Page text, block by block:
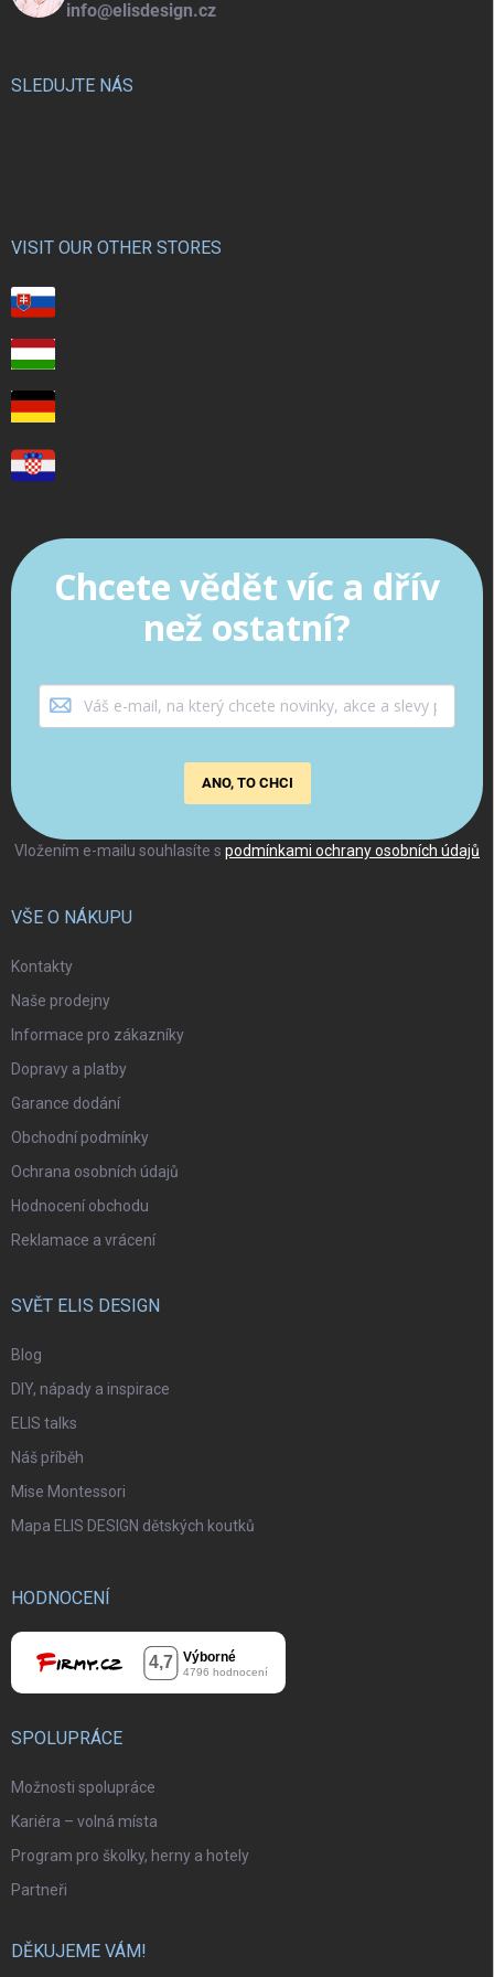
Vložením e-mailu souhlasíte s podmínkami ochrany osobních údajů
Chcete vědět víc a dřív
než ostatní?
ANO, TO CHCI
info@elisdesign.cz
SLEDUJTE NÁS
VISIT OUR OTHER STORES
VŠE O NÁKUPU
Kontakty
Naše prodejny
Informace pro zákazníky
Dopravy a platby
Garance dodání
Obchodní podmínky
Ochrana osobních údajů
Hodnocení obchodu
Reklamace a vrácení
SVĚT ELIS DESIGN
Blog
DIY, nápady a inspirace
ELIS talks
Náš příběh
Mise Montessori
Mapa ELIS DESIGN dětských koutků
HODNOCENÍ
SPOLUPRÁCE
Možnosti spolupráce
Kariéra – volná místa
Program pro školky, herny a hotely
Partneři
DĚKUJEME VÁM!